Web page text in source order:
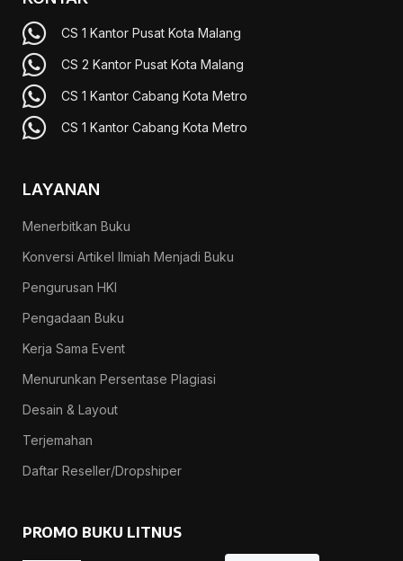
CS 1 Kantor Pusat Kota Malang
CS 2 Kantor Pusat Kota Malang
CS 1 Kantor Cabang Kota Metro
CS 1 Kantor Cabang Kota Metro
LAYANAN
Menerbitkan Buku
Konversi Artikel Ilmiah Menjadi Buku
Pengurusan HKI
Pengadaan Buku
Kerja Sama Event
Menurunkan Persentase Plagiasi
Desain & Layout
Terjemahan
Daftar Reseller/Dropshiper
PROMO BUKU LITNUS